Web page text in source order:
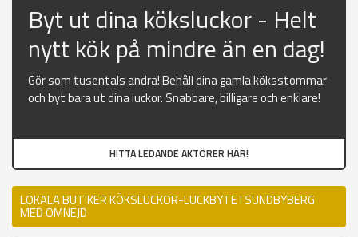
Byt ut dina köksluckor - Helt
nytt kök på mindre än en dag!
Gör som tusentals andra! Behåll dina gamla köksstommar
och byt bara ut dina luckor. Snabbare, billigare och enklare!
HITTA LEDANDE AKTÖRER HÄR!
LOKALA BUTIKER KÖKSLUCKOR-LUCKBYTE I SUNDBYBERG
MED OMNEJD